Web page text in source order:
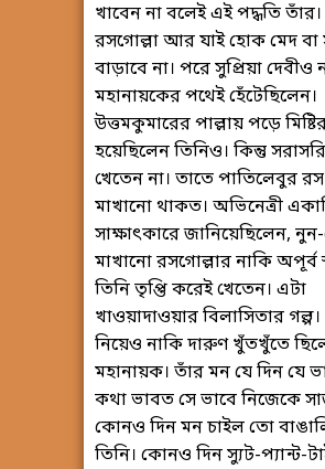
খাবেন না বলেই এই পদ্ধতি
রসগোল্লা আর যাই হোক মেদ বা
বাড়াবে না। পরে সুপ্রিয়া দেবীও
মহানায়কের পথেই হেঁটেছিলেন।
উত্তমকুমারের পাল্লায় পড়ে
হয়েছিলেন তিনিও। কিন্তু সরাসরি
খেতেন না। তাতে পাতিলেবুর
মাখানো থাকত। অভিনেত্রী
সাক্ষাৎকারে জানিয়েছিলেন,
মাখানো রসগোল্লার নাকি অপূর্ব
তিনি তৃপ্তি করেই খেতেন। এটা
খাওয়াদাওয়ার বিলাসিতার
নিয়েও নাকি দারুণ খুঁতখুঁতে
মহানায়ক। তাঁর মন যে দিন যে
কথা ভাবত সে ভাবে নিজেকে
কোনও দিন মন চাইল তো
তিনি। কোনও দিন স্যুট-প্যান্ট-